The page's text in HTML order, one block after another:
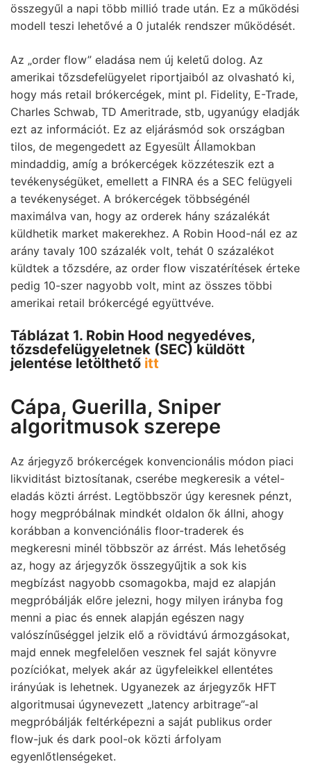
összegyűl a napi több millió trade után. Ez a működési
modell teszi lehetővé a 0 jutalék rendszer működését.
Az „order flow” eladása nem új keletű dolog. Az
amerikai tőzsdefelügyelet riportjaiból az olvasható ki,
hogy más retail brókercégek, mint pl. Fidelity, E-Trade,
Charles Schwab, TD Ameritrade, stb, ugyanúgy eladják
ezt az információt. Ez az eljárásmód sok országban
tilos, de megengedett az Egyesült Államokban
mindaddig, amíg a brókercégek közzéteszik ezt a
tevékenységüket, emellett a FINRA és a SEC felügyeli
a tevékenységet. A brókercégek többségénél
maximálva van, hogy az orderek hány százalékát
küldhetik market makerekhez. A Robin Hood-nál ez az
arány tavaly 100 százalék volt, tehát 0 százalékot
küldtek a tőzsdére, az order flow viszatérítések érteke
pedig 10-szer nagyobb volt, mint az összes többi
amerikai retail brókercégé együttvéve.
Táblázat 1. Robin Hood negyedéves,
tőzsdefelügyeletnek (SEC) küldött
jelentése letölthető itt
Cápa, Guerilla, Sniper
algoritmusok szerepe
Az árjegyző brókercégek konvencionális módon piaci
likviditást biztosítanak, cserébe megkeresik a vétel-
eladás közti árrést. Legtöbbször úgy keresnek pénzt,
hogy megpróbálnak mindkét oldalon ők állni, ahogy
korábban a konvenciónális floor-traderek és
megkeresni minél többször az árrést. Más lehetőség
az, hogy az árjegyzők összegyűjtik a sok kis
megbízást nagyobb csomagokba, majd ez alapján
megpróbálják előre jelezni, hogy milyen irányba fog
menni a piac és ennek alapján egészen nagy
valószínűséggel jelzik elő a rövidtávú ármozgásokat,
majd ennek megfelelően vesznek fel saját könyvre
pozíciókat, melyek akár az ügyfeleikkel ellentétes
irányúak is lehetnek. Ugyanezek az árjegyzők HFT
algoritmusai úgynevezett „latency arbitrage”-al
megpróbálják feltérképezni a saját publikus order
flow-juk és dark pool-ok közti árfolyam
egyenlőtlenségeket.